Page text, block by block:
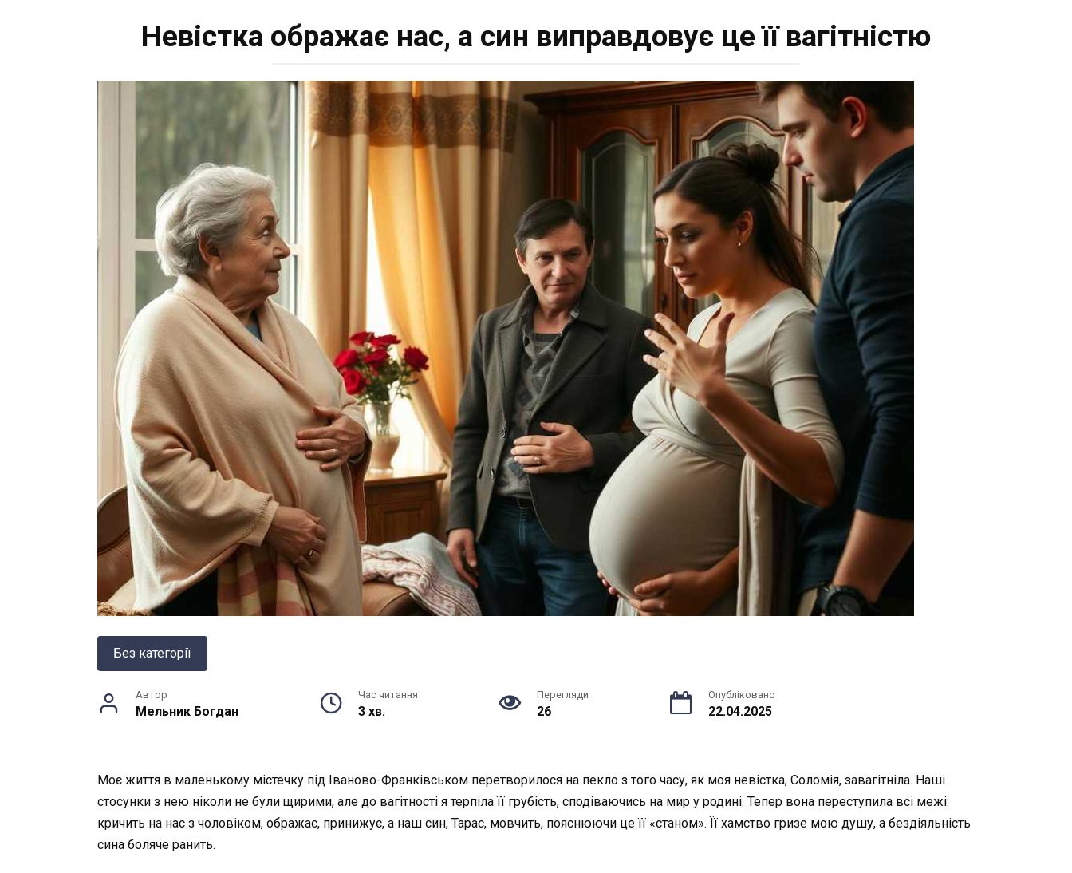
Невістка ображає нас, а син виправдовує це її вагітністю
Без категорії
Автор
Мельник Богдан
Час читання
3 хв.
Перегляди
26
Опубліковано
22.04.2025
Моє життя в маленькому містечку під Іваново-Франківськом перетворилося на пекло з того часу, як моя невістка, Соломія, завагітніла. Наші
стосунки з нею ніколи не були щирими, але до вагітності я терпіла її грубість, сподіваючись на мир у родині. Тепер вона переступила всі межі:
кричить на нас з чоловіком, ображає, принижує, а наш син, Тарас, мовчить, пояснюючи це її «станом». Її хамство гризе мою душу, а бездіяльність
сина боляче ранить.